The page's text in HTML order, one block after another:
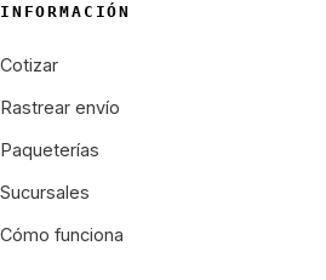
INFORMACIÓN
Cotizar
Rastrear envío
Paqueterías
Sucursales
Cómo funciona